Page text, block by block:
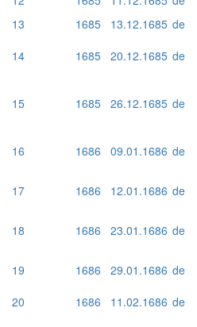
13
1685 13.12.1685 de
14
1685 20.12.1685 de
15 1685 26.12.1685 de
16 1686 09.01.1686 de
17 1686 12.01.1686 de
18 1686 23.01.1686 de
19 1686 29.01.1686 de
20
1686 11.02.1686 de